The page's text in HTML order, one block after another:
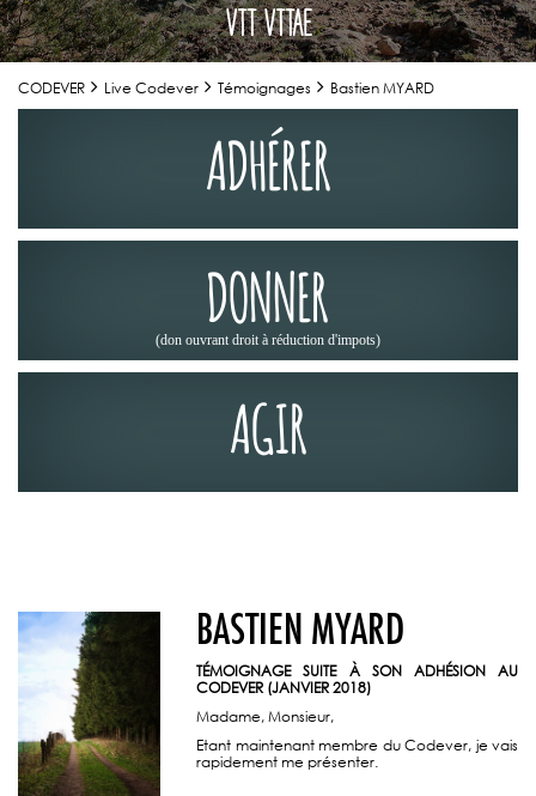
VTT VTTAE
CODEVER Live Codever Témoignages Bastien MYARD
ADHÉRER
DONNER
(don ouvrant droit à réduction d'impots)
AGIR
BASTIEN MYARD
TÉMOIGNAGE SUITE À SON ADHÉSION AU
CODEVER (JANVIER 2018)
Madame, Monsieur,
Etant maintenant membre du Codever, je vais
rapidement me présenter.